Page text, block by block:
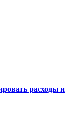
расходы и